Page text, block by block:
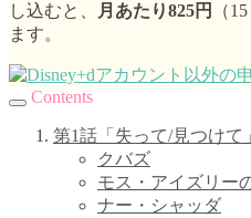
し込むと、
月あたり825円
（
ます。
Contents
第1話「失って/見つけて」
クバズ
モス・アイズリー
ナー・シャッダ